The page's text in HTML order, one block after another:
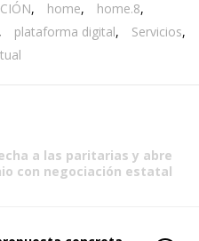
, home, home.8,
, plataforma digital, Servicios,
a las paritarias y abre
con negociación estatal